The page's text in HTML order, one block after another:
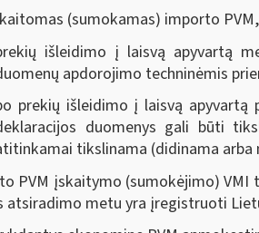
(sumokamas) importo
išleidimo į laisvą apyvartą
apdorojimo techninėmis
prekių išleidimo į laisvą apyvartą
duomenys gali būti
tikslinama (didinama
PVM įskaitymo (sumokėjimo)
atsiradimo metu yra įregistruoti